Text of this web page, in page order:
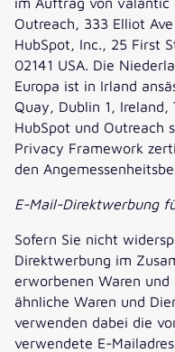
Outreach, 333 Elliot
HubSpot, Inc., 25 First
02141 USA. Die
Europa ist in Irland
Quay, Dublin 1, Ireland,
HubSpot und Outreach
Privacy Framework
den
E-Mail-Direktwerbung
Sofern Sie nicht
Direktwerbung im
erworbenen Waren
ähnliche Waren und
verwenden dabei die
verwendete E-